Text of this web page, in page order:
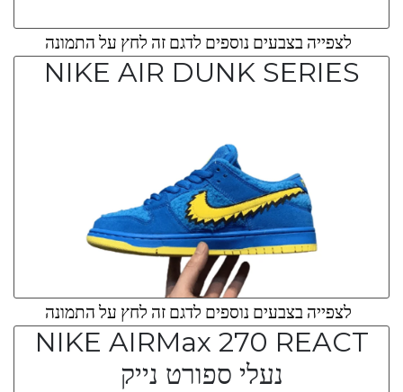
לצפייה בצבעים נוספים לדגם זה לחץ על התמונה
NIKE AIR DUNK SERIES
לצפייה בצבעים נוספים לדגם זה לחץ על התמונה
NIKE AIRMax 270 REACT
נעלי ספורט נייק